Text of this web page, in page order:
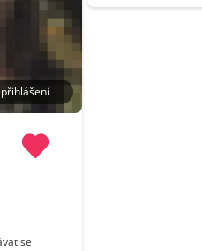
se